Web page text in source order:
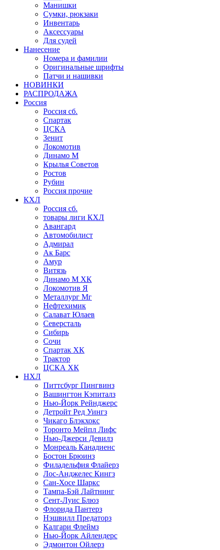
Манишки
Сумки, рюкзаки
Инвентарь
Аксессуары
Для судей
Нанесение
Номера и фамилии
Оригинальные шрифты
Патчи и нашивки
НОВИНКИ
РАСПРОДАЖА
Россия
Россия сб.
Спартак
ЦСКА
Зенит
Локомотив
Динамо М
Крылья Советов
Ростов
Рубин
Россия прочие
КХЛ
Россия сб.
товары лиги КХЛ
Авангард
Автомобилист
Адмирал
Ак Барс
Амур
Витязь
Динамо М ХК
Локомотив Я
Металлург Мг
Нефтехимик
Салават Юлаев
Северсталь
Сибирь
Сочи
Спартак ХК
Трактор
ЦСКА ХК
НХЛ
Питтсбург Пингвинз
Вашингтон Кэпиталз
Нью-Йорк Рейнджерс
Детройт Ред Уингз
Чикаго Блэкхокс
Торонто Мейпл Лифс
Нью-Джерси Девилз
Монреаль Канадиенс
Бостон Брюинз
Филадельфия Флайерз
Лос-Анджелес Кингз
Сан-Хосе Шаркс
Тампа-Бэй Лайтнинг
Сент-Луис Блюз
Флорида Пантерз
Нэшвилл Предаторз
Калгари Флеймз
Нью-Йорк Айлендерс
Эдмонтон Ойлерз